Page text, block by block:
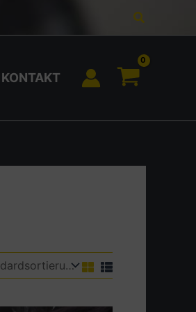
Suchen
KONTAKT